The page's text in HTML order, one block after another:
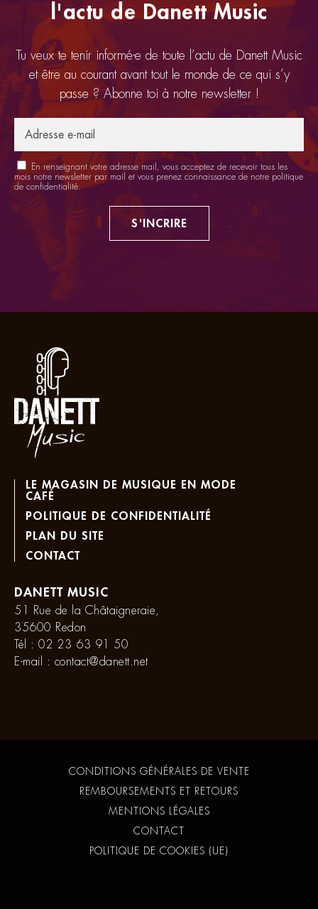
l'actu de Danett Music
Tu veux te tenir informé-e de toute l’actu de Danett Music
et être au courant avant tout le monde de ce qui s’y
passe ? Abonne toi à notre newsletter !
En renseignant votre adresse mail, vous acceptez de recevoir tous les
mois notre newsletter par mail et vous prenez connaissance de notre politique
de confidentialité.
S'INCRIRE
LE MAGASIN DE MUSIQUE EN MODE
CAFÉ
POLITIQUE DE CONFIDENTIALITÉ
PLAN DU SITE
CONTACT
DANETT MUSIC
51 Rue de la Châtaigneraie,
35600 Redon
Tél : 02 23 63 91 50
E-mail : contact@danett.net
CONDITIONS GÉNÉRALES DE VENTE
REMBOURSEMENTS ET RETOURS
MENTIONS LÉGALES
CONTACT
POLITIQUE DE COOKIES (UE)